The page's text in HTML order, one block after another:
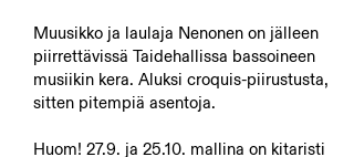
Muusikko ja laulaja Nenonen on jälleen
piirrettävissä Taidehallissa bassoineen
musiikin kera. Aluksi croquis-piirustusta,
sitten pitempiä asentoja.
Huom! 27.9. ja 25.10. mallina on kitaristi